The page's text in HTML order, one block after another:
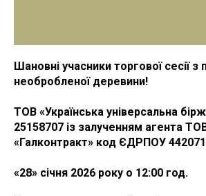
Шановні учасники торгової сесії
необробленої деревини!
ТОВ «Українська універсальна
25158707 із залученням агента
«Галконтракт» код ЄДРПОУ
«28» січня 2026 року о 12:00 год.